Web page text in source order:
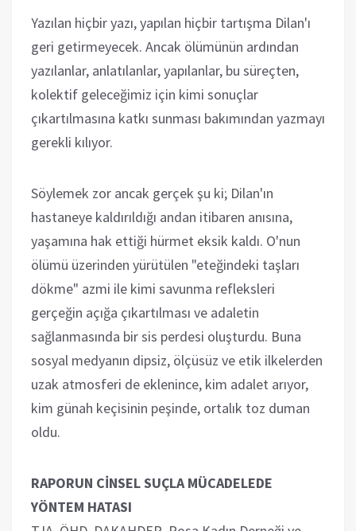
Yazılan hiçbir yazı, yapılan hiçbir tartışma Dilan'ı
geri getirmeyecek. Ancak ölümünün ardından
yazılanlar, anlatılanlar, yapılanlar, bu süreçten,
kolektif geleceğimiz için kimi sonuçlar
çıkartılmasına katkı sunması bakımından yazmayı
gerekli kılıyor.
Söylemek zor ancak gerçek şu ki; Dilan'ın
hastaneye kaldırıldığı andan itibaren anısına,
yaşamına hak ettiği hürmet eksik kaldı. O'nun
ölümü üzerinden yürütülen "eteğindeki taşları
dökme" azmi ile kimi savunma refleksleri
gerçeğin açığa çıkartılması ve adaletin
sağlanmasında bir sis perdesi oluşturdu. Buna
sosyal medyanın dipsiz, ölçüsüz ve etik ilkelerden
uzak atmosferi de eklenince, kim adalet arıyor,
kim günah keçisinin peşinde, ortalık toz duman
oldu.
RAPORUN CİNSEL SUÇLA MÜCADELEDE
YÖNTEM HATASI